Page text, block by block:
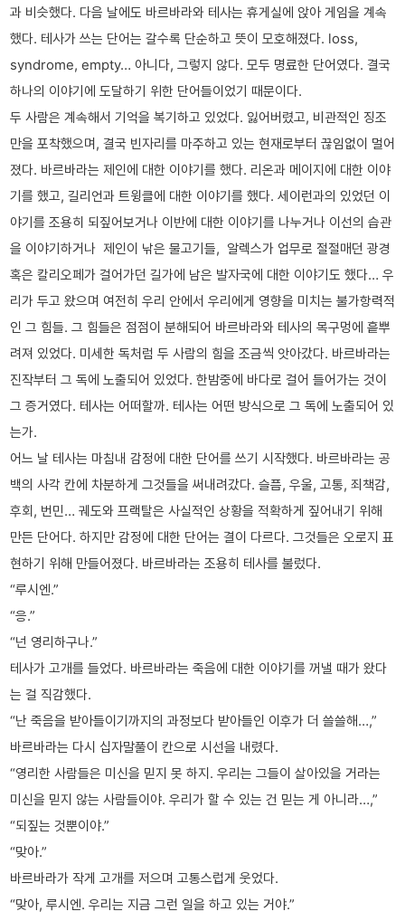
과 비슷했다. 다음 날에도 바르바라와 테사는 휴게실에 앉아 게임을 계속
했다. 테사가 쓰는 단어는 갈수록 단순하고 뜻이 모호해졌다. loss,
syndrome, empty… 아니다, 그렇지 않다. 모두 명료한 단어였다. 결국
하나의 이야기에 도달하기 위한 단어들이었기 때문이다.
두 사람은 계속해서 기억을 복기하고 있었다. 잃어버렸고, 비관적인 징조
만을 포착했으며, 결국 빈자리를 마주하고 있는 현재로부터 끊임없이 멀어
졌다. 바르바라는 제인에 대한 이야기를 했다. 리온과 메이지에 대한 이야
기를 했고, 길리언과 트윙클에 대한 이야기를 했다. 세이런과의 있었던 이
야기를 조용히 되짚어보거나 이반에 대한 이야기를 나누거나 이선의 습관
을 이야기하거나 제인이 낚은 물고기들, 알렉스가 업무로 절절매던 광경
혹은 칼리오페가 걸어가던 길가에 남은 발자국에 대한 이야기도 했다… 우
리가 두고 왔으며 여전히 우리 안에서 우리에게 영향을 미치는 불가항력적
인 그 힘들. 그 힘들은 점점이 분해되어 바르바라와 테사의 목구멍에 흩뿌
려져 있었다. 미세한 독처럼 두 사람의 힘을 조금씩 앗아갔다. 바르바라는
진작부터 그 독에 노출되어 있었다. 한밤중에 바다로 걸어 들어가는 것이
그 증거였다. 테사는 어떠할까. 테사는 어떤 방식으로 그 독에 노출되어 있
는가.
어느 날 테사는 마침내 감정에 대한 단어를 쓰기 시작했다. 바르바라는 공
백의 사각 칸에 차분하게 그것들을 써내려갔다. 슬픔, 우울, 고통, 죄책감,
후회, 번민… 궤도와 프랙탈은 사실적인 상황을 적확하게 짚어내기 위해
만든 단어다. 하지만 감정에 대한 단어는 결이 다르다. 그것들은 오로지 표
현하기 위해 만들어졌다. 바르바라는 조용히 테사를 불렀다.
“루시엔.”
“응.”
“넌 영리하구나.”
테사가 고개를 들었다. 바르바라는 죽음에 대한 이야기를 꺼낼 때가 왔다
는 걸 직감했다.
“난 죽음을 받아들이기까지의 과정보다 받아들인 이후가 더 쓸쓸해…,”
바르바라는 다시 십자말풀이 칸으로 시선을 내렸다.
“영리한 사람들은 미신을 믿지 못 하지. 우리는 그들이 살아있을 거라는
미신을 믿지 않는 사람들이야. 우리가 할 수 있는 건 믿는 게 아니라…,”
“되짚는 것뿐이야.”
“맞아.”
바르바라가 작게 고개를 저으며 고통스럽게 웃었다.
“맞아, 루시엔. 우리는 지금 그런 일을 하고 있는 거야.”